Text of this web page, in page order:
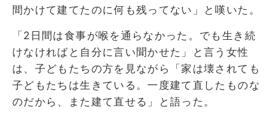
間かけて建てたのに何も残ってない」と嘆いた。
「2日間は食事が喉を通らなかった。でも生き続
けなければと自分に言い聞かせた」と言う女性
は、子どもたちの方を見ながら「家は壊されても
子どもたちは生きている。一度建て直したものな
のだから、また建て直せる」と語った。